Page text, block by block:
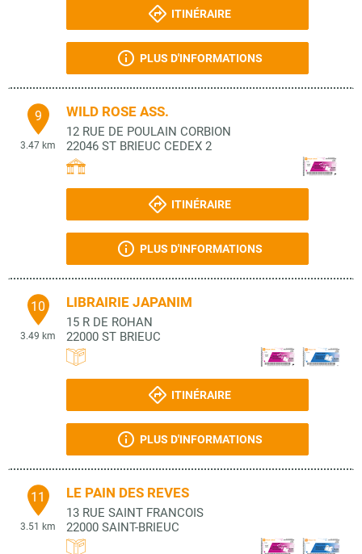
ITINÉRAIRE
PLUS D'INFORMATIONS
9
3.47 km
WILD ROSE ASS.
12 RUE DE POULAIN CORBION
22046 ST BRIEUC CEDEX 2
ITINÉRAIRE
PLUS D'INFORMATIONS
10
3.49 km
LIBRAIRIE JAPANIM
15 R DE ROHAN
22000 ST BRIEUC
ITINÉRAIRE
PLUS D'INFORMATIONS
11
3.51 km
LE PAIN DES REVES
13 RUE SAINT FRANCOIS
22000 SAINT-BRIEUC